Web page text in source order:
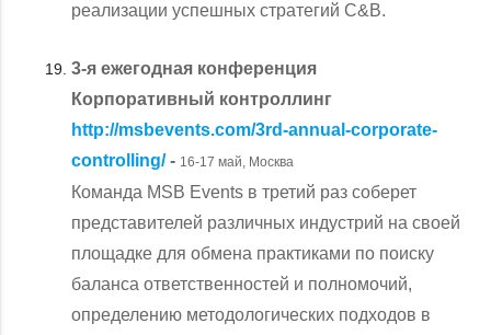
реализации успешных стратегий C&B.
3-я ежегодная конференция
Корпоративный контроллинг
http://msbevents.com/3rd-annual-corporate-
controlling/- 16-17 май, Москва
Команда MSB Events в третий раз соберет
представителей различных индустрий на своей
площадке для обмена практиками по поиску
баланса ответственностей и полномочий,
определению методологических подходов в